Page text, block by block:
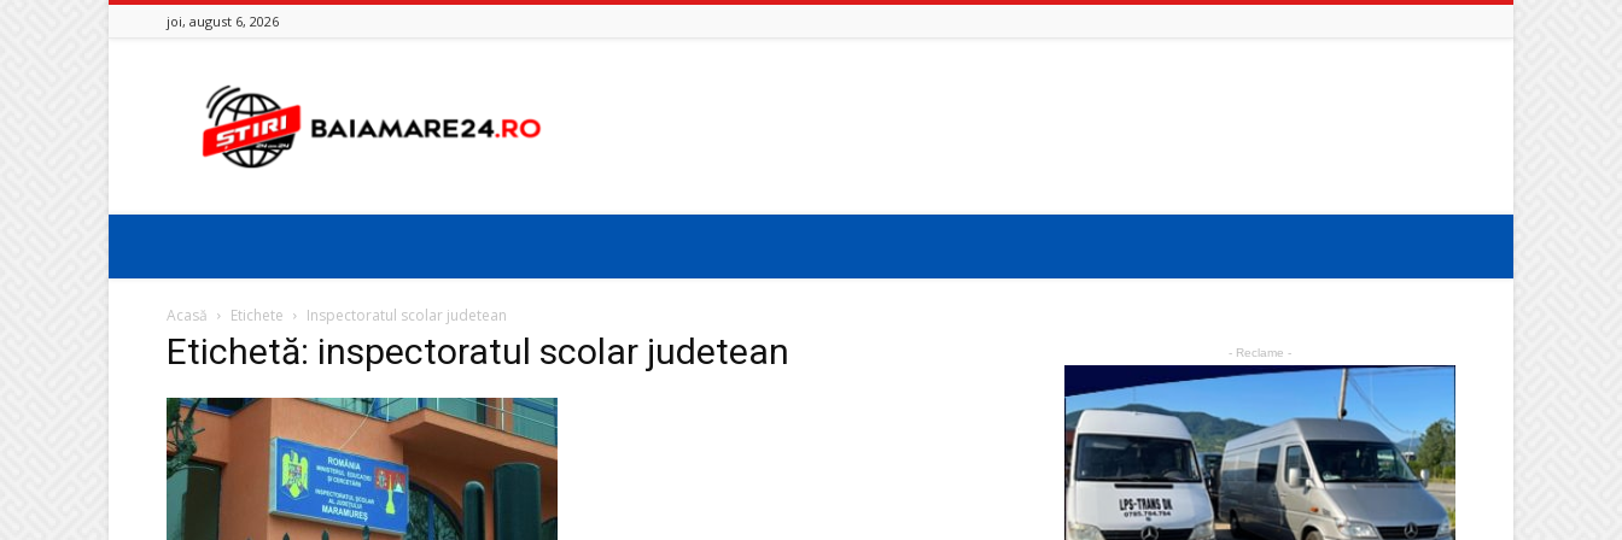
joi, august 6, 2026
Baia
Mare
24
Acasă Etichete Inspectoratul scolar judetean
Etichetă: inspectoratul scolar judetean - Reclame -